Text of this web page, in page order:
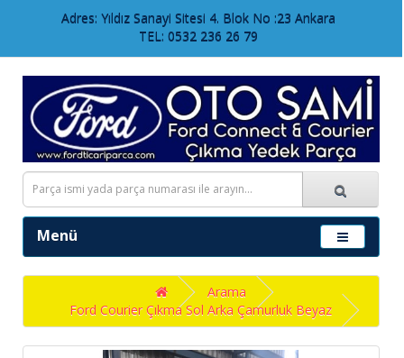
Adres: Yıldız Sanayi Sitesi 4. Blok No :23 Ankara
TEL: 0532 236 26 79
Menü
Arama
Ford Courier Çıkma Sol Arka Çamurluk Beyaz